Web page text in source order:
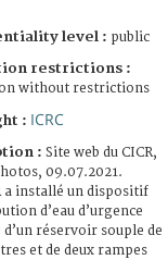
level : public
restrictions :
without restrictions
: ICRC
: Site web du CICR,
09.07.2021.
a installé un dispositif
d’eau d’urgence
réservoir souple de
et de deux rampes